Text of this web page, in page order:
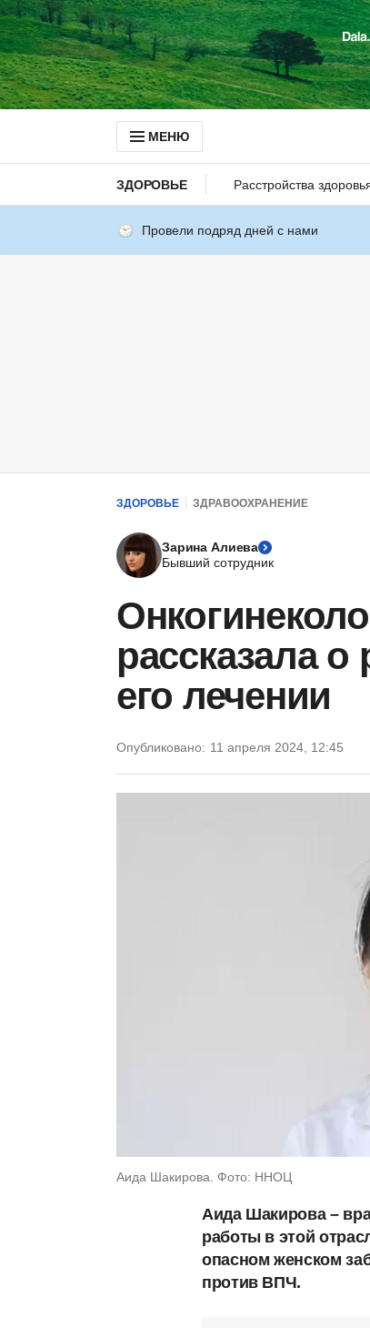
МЕНЮ
ЗДОРОВЬЕ Расстройства
Провели подряд дней с нами
ЗДОРОВЬЕ ЗДРАВООХРАНЕНИЕ
Зарина Алиева
Бывший сотрудник
рассказала о
его лечении
Опубликовано: 11 апреля 2024, 12:45
Аида Шакирова. Фото: ННОЦ
Аида Шакирова –
работы в этой
опасном женском
против ВПЧ.